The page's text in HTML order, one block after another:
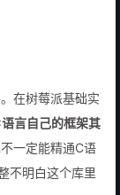
在树莓派基础实
言自己的框架其
一定能精通C语
不明白这个库里